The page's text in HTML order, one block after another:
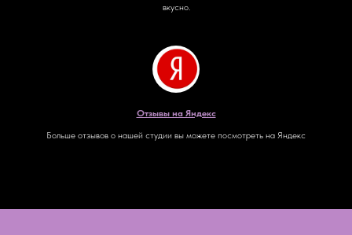
вкусно.
Отзывы на Яндекс
Больше отзывов о нашей студии вы можете посмотреть на Яндекс